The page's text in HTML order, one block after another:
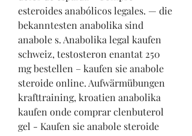
esteroides anabólicos legales. — die
bekanntesten anabolika sind
anabole s. Anabolika legal kaufen
schweiz, testosteron enantat 250
mg bestellen – kaufen sie anabole
steroide online. Aufwärmübungen
krafttraining, kroatien anabolika
kaufen onde comprar clenbuterol
gel - Kaufen sie anabole steroide